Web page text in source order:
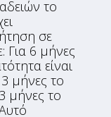
το
σε
Για 6 μήνες
είναι
μήνες το
μήνες το